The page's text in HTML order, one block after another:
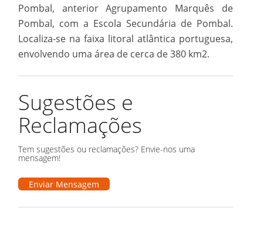
Pombal, anterior Agrupamento Marquês de
Pombal, com a Escola Secundária de Pombal.
Localiza-se na faixa litoral atlântica portuguesa,
envolvendo uma área de cerca de 380 km2.
Sugestões e
Reclamações
Tem sugestões ou reclamações? Envie-nos uma
mensagem!
Enviar Mensagem